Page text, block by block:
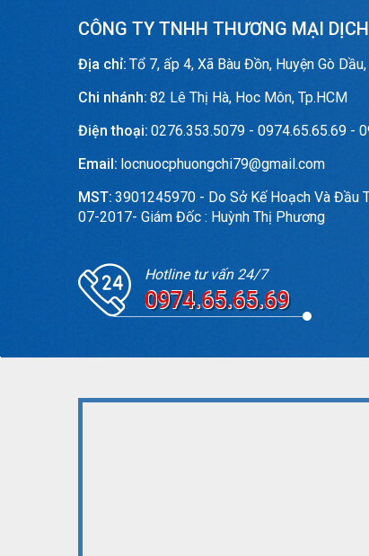
CÔNG TY TNHH THƯƠNG MẠI
Địa chỉ: Tổ 7, ấp 4, Xã Bàu Đồn, Huyện Gò
Chi nhánh: 82 Lê Thị Hà, Hoc Môn, Tp.HCM
Điện thoại: 0276.353.5079 - 0974.65.65.69 -
Email: locnuocphuongchi79@gmail.com
MST: 3901245970 - Do Sở Kế Hoạch Và Đầu
07-2017- Giám Đốc : Huỳnh Thị Phương
Hotline tư vấn 24/7
0974.65.65.69